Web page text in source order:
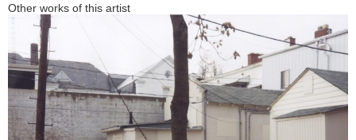
Other works of this artist